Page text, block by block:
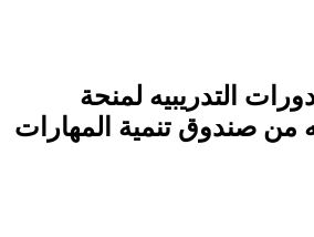
التدريبيه لمنحة
من صندوق تنمية المهارات